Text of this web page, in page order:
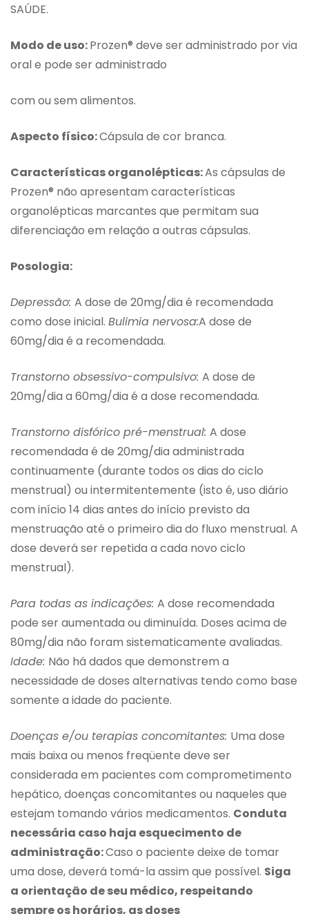
SAÚDE.
Modo de uso:Prozen® deve ser administrado por via
oral e pode ser administrado
com ou sem alimentos.
Aspecto físico:Cápsula de cor branca.
Características organolépticas:As cápsulas de
Prozen® não apresentam características
organolépticas marcantes que permitam sua
diferenciação em relação a outras cápsulas.
Posologia:
Depressão: A dose de 20mg/dia é recomendada
como dose inicial. Bulimia nervosa:A dose de
60mg/dia é a recomendada.
Transtorno obsessivo-compulsivo: A dose de
20mg/dia a 60mg/dia é a dose recomendada.
Transtorno disfórico pré-menstrual: A dose
recomendada é de 20mg/dia administrada
continuamente (durante todos os dias do ciclo
menstrual) ou intermitentemente (isto é, uso diário
com início 14 dias antes do início previsto da
menstruação até o primeiro dia do fluxo menstrual. A
dose deverá ser repetida a cada novo ciclo
menstrual).
Para todas as indicações: A dose recomendada
pode ser aumentada ou diminuída. Doses acima de
80mg/dia não foram sistematicamente avaliadas.
Idade: Não há dados que demonstrem a
necessidade de doses alternativas tendo como base
somente a idade do paciente.
Doenças e/ou terapias concomitantes: Uma dose
mais baixa ou menos freqüente deve ser
considerada em pacientes com comprometimento
hepático, doenças concomitantes ou naqueles que
estejam tomando vários medicamentos. Conduta
necessária caso haja esquecimento de
administração:Caso o paciente deixe de tomar
uma dose, deverá tomá-la assim que possível. Siga
a orientação de seu médico, respeitando
sempre os horários, as doses